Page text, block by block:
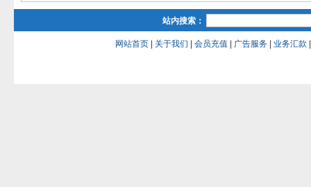
站内搜索：
网站首页 关于我们 会员充值 广告服务 业务汇款